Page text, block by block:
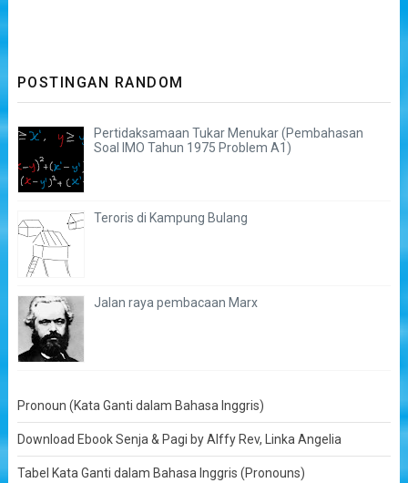
POSTINGAN RANDOM
Pertidaksamaan Tukar Menukar (Pembahasan
Soal IMO Tahun 1975 Problem A1)
Teroris di Kampung Bulang
Jalan raya pembacaan Marx
Pronoun (Kata Ganti dalam Bahasa Inggris)
Download Ebook Senja & Pagi by Alffy Rev, Linka Angelia
Tabel Kata Ganti dalam Bahasa Inggris (Pronouns)